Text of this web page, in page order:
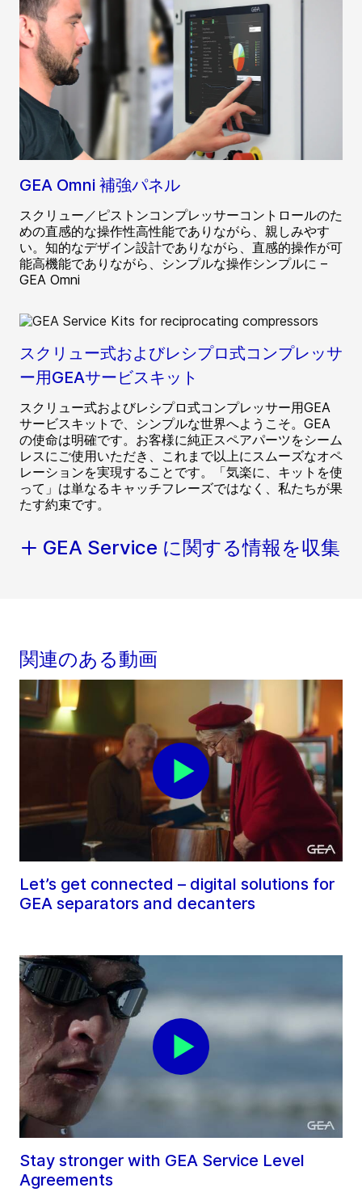
GEA Omni 補強パネル
スクリュー／ピストンコンプレッサーコントロールのた
めの直感的な操作性高性能でありながら、親しみやす
い。知的なデザイン設計でありながら、直感的操作が可
能高機能でありながら、シンプルな操作シンプルに –
GEA Omni
スクリュー式およびレシプロ式コンプレッサ
ー用GEAサービスキット
スクリュー式およびレシプロ式コンプレッサー用GEA
サービスキットで、シンプルな世界へようこそ。GEA
の使命は明確です。お客様に純正スペアパーツをシーム
レスにご使用いただき、これまで以上にスムーズなオペ
レーションを実現することです。「気楽に、キットを使
って」は単なるキャッチフレーズではなく、私たちが果
たす約束です。
GEA Service に関する情報を収集
関連のある動画
Let’s get connected – digital solutions for
GEA separators and decanters
Stay stronger with GEA Service Level
Agreements